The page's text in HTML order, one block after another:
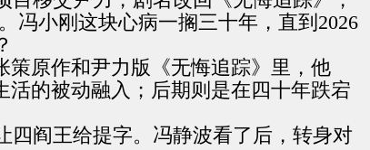
冯小刚这块心病一搁三十年，直到2026
策原作和尹力版《无悔追踪》里，他
的被动融入；后期则是在四十年跌宕
四阎王给提字。冯静波看了后，转身对